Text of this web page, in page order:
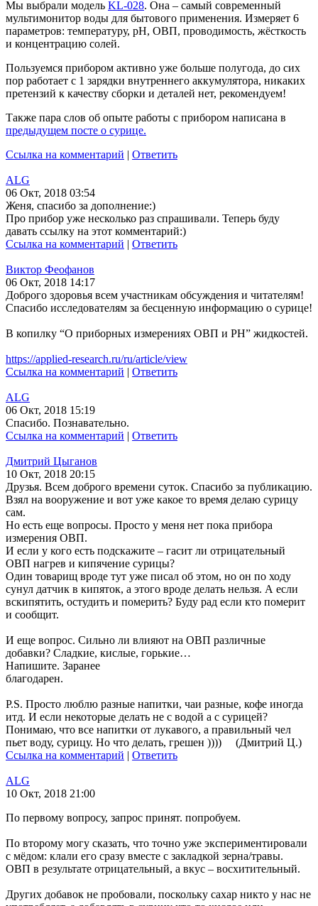
Мы выбрали модель KL-028. Она – самый современный
мультимонитор воды для бытового применения. Измеряет 6
параметров: температуру, pH, ОВП, проводимость, жёсткость
и концентрацию солей.
Пользуемся прибором активно уже больше полугода, до сих
пор работает с 1 зарядки внутреннего аккумулятора, никаких
претензий к качеству сборки и деталей нет, рекомендуем!
Также пара слов об опыте работы с прибором написана в
предыдущем посте о сурице.
Ссылка на комментарий | Ответить
ALG
06 Окт, 2018 03:54
Женя, спасибо за дополнение:)
Про прибор уже несколько раз спрашивали. Теперь буду
давать ссылку на этот комментарий:)
Ссылка на комментарий | Ответить
Виктор Феофанов
06 Окт, 2018 14:17
Доброго здоровья всем участникам обсуждения и читателям!
Спасибо исследователям за бесценную информацию о сурице!
В копилку “О приборных измерениях ОВП и РН” жидкостей.
https://applied-research.ru/ru/article/view
Ссылка на комментарий | Ответить
ALG
06 Окт, 2018 15:19
Спасибо. Познавательно.
Ссылка на комментарий | Ответить
Дмитрий Цыганов
10 Окт, 2018 20:15
Друзья. Всем доброго времени суток. Спасибо за публикацию.
Взял на вооружение и вот уже какое то время делаю сурицу
сам.
Но есть еще вопросы. Просто у меня нет пока прибора
измерения ОВП.
И если у кого есть подскажите – гасит ли отрицательный
ОВП нагрев и кипячение сурицы?
Один товарищ вроде тут уже писал об этом, но он по ходу
сунул датчик в кипяток, а этого вроде делать нельзя. А если
вскипятить, остудить и померить? Буду рад если кто померит
и сообщит.
И еще вопрос. Сильно ли влияют на ОВП различные
добавки? Сладкие, кислые, горькие…
Напишите. Заранее
благодарен.
Р.S. Просто люблю разные напитки, чаи разные, кофе иногда
итд. И если некоторые делать не с водой а с сурицей?
Понимаю, что все напитки от лукавого, а правильный чел
пьет воду, сурицу. Но что делать, грешен )))) (Дмитрий Ц.)
Ссылка на комментарий | Ответить
ALG
10 Окт, 2018 21:00
По первому вопросу, запрос принят. попробуем.
По второму могу сказать, что точно уже экспериментировали
с мёдом: клали его сразу вместе с закладкой зерна/травы.
ОВП в результате отрицательный, а вкус – восхитительный.
Других добавок не пробовали, поскольку сахар никто у нас не